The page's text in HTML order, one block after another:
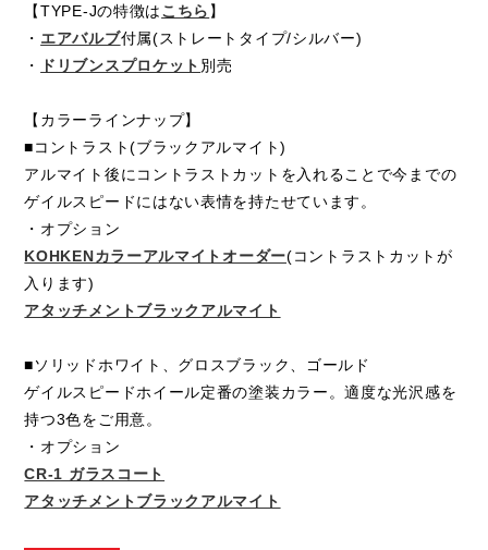
【TYPE-Jの特徴はこちら 】
・ エアバルブ付属(ストレートタイプ/シルバー)
・
ドリブンスプロケット 別売
【カラーラインナップ】
■コントラスト(ブラックアルマイト)
アルマイト後にコントラストカットを入れることで今までの
ゲイルスピードにはない表情を持たせています。
・オプション
KOHKENカラーアルマイトオーダー(コントラストカットが
入ります)
アタッチメントブラックアルマイト
■ソリッドホワイト、グロスブラック、ゴールド
ゲイルスピードホイール定番の塗装カラー。適度な光沢感を
持つ3色をご用意。
・オプション
CR-1 ガラスコート
アタッチメントブラックアルマイト